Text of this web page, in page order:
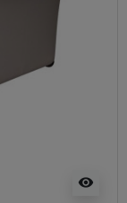
visibility